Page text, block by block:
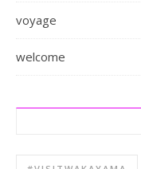
voyage
welcome